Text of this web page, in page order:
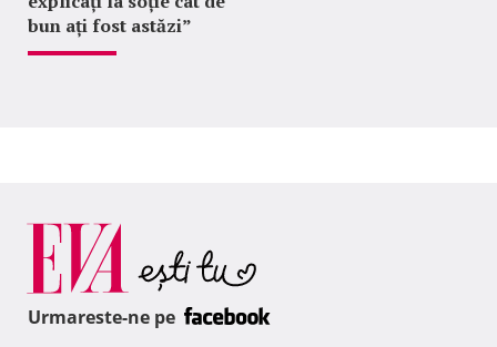
bun ați fost astăzi”
Urmareste-ne pe